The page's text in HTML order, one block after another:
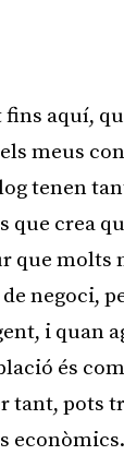
fins aquí,
meus
tenen
que crea
que molts
negoci,
i quan
és
tant, pots